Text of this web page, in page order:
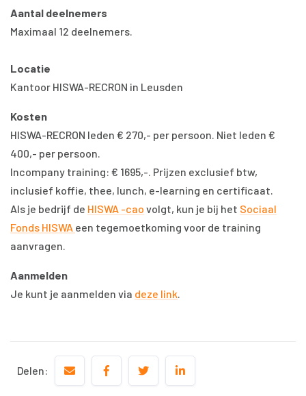
Aantal deelnemers
Maximaal 12 deelnemers.
Locatie
Kantoor HISWA-RECRON in Leusden
Kosten
HISWA-RECRON leden € 270,- per persoon. Niet leden €
400,- per persoon.
Incompany training: € 1695,-. Prijzen exclusief btw,
inclusief koffie, thee, lunch, e-learning en certificaat.
Als je bedrijf de HISWA -cao volgt, kun je bij het Sociaal
Fonds HISWA een tegemoetkoming voor de training
aanvragen.
Aanmelden
Je kunt je aanmelden via deze link.
Delen: